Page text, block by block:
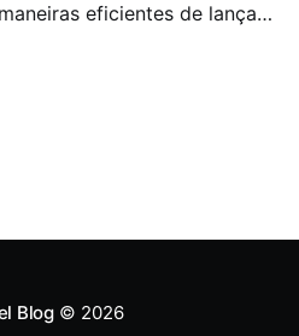
eficientes de lançar
Blog © 2026